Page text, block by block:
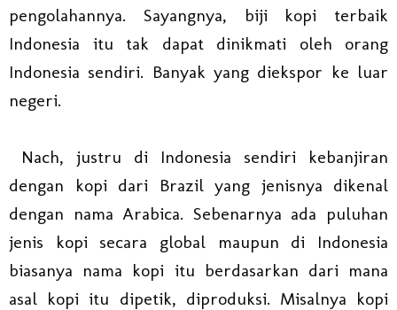
pengolahannya. Sayangnya, biji kopi terbaik
Indonesia itu tak dapat dinikmati oleh orang
Indonesia sendiri. Banyak yang diekspor ke luar
negeri.
Nach, justru di Indonesia sendiri kebanjiran
dengan kopi dari Brazil yang jenisnya dikenal
dengan nama Arabica. Sebenarnya ada puluhan
jenis kopi secara global maupun di Indonesia
biasanya nama kopi itu berdasarkan dari mana
asal kopi itu dipetik, diproduksi. Misalnya kopi